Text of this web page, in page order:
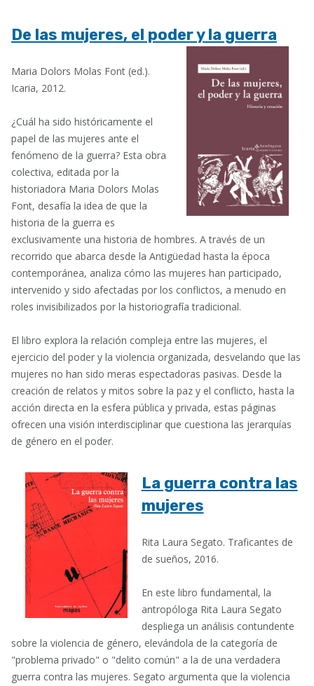
De las mujeres, el poder y la guerra
Maria Dolors Molas Font (ed.).
Icaria, 2012.
¿Cuál ha sido históricamente el
papel de las mujeres ante el
fenómeno de la guerra? Esta obra
colectiva, editada por la
historiadora Maria Dolors Molas
Font, desafía la idea de que la
historia de la guerra es
exclusivamente una historia de hombres. A través de un
recorrido que abarca desde la Antigüedad hasta la época
contemporánea, analiza cómo las mujeres han participado,
intervenido y sido afectadas por los conflictos, a menudo en
roles invisibilizados por la historiografía tradicional.
El libro explora la relación compleja entre las mujeres, el
ejercicio del poder y la violencia organizada, desvelando que las
mujeres no han sido meras espectadoras pasivas. Desde la
creación de relatos y mitos sobre la paz y el conflicto, hasta la
acción directa en la esfera pública y privada, estas páginas
ofrecen una visión interdisciplinar que cuestiona las jerarquías
de género en el poder.
La guerra contra las
mujeres
Rita Laura Segato. Traficantes de
de sueños, 2016.
En este libro fundamental, la
antropóloga Rita Laura Segato
despliega un análisis contundente
sobre la violencia de género, elevándola de la categoría de
"problema privado" o "delito común" a la de una verdadera
guerra contra las mujeres. Segato argumenta que la violencia